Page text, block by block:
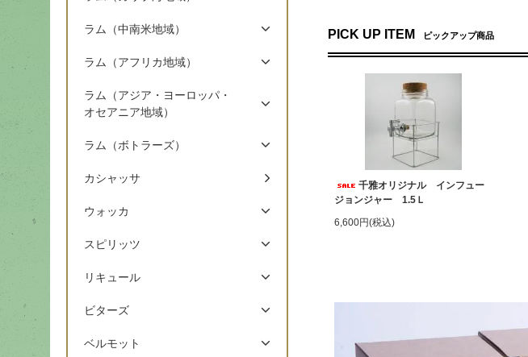
PICK UP ITEM ピックアップ商品
千雅オリジナル インフュー
ジョンジャー 1.5Ｌ
6,600円(税込)
ラム（中南米地域）
ラム（アフリカ地域）
ラム（アジア・ヨーロッパ・
オセアニア地域）
ラム（ボトラーズ）
カシャッサ
ウォッカ
スピリッツ
リキュール
ビターズ
ベルモット